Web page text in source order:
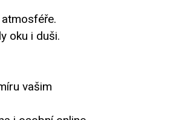
oku i duši.
vašim